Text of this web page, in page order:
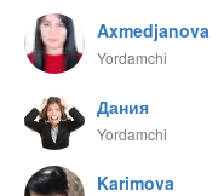
Axmedjanova
Yordamchi
Дания
Yordamchi
Karimova